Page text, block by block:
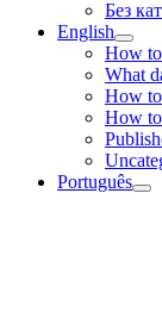
Без
English
How
What
How to
How to
Português